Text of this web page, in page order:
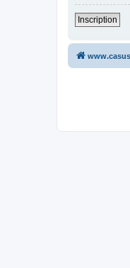
Inscription